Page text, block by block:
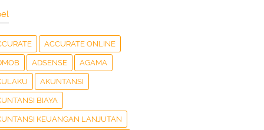
ACCURATE ONLINE
ADSENSE AGAMA
AKUNTANSI
BIAYA
KEUANGAN LANJUTAN